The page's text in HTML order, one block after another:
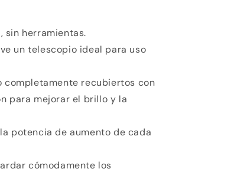
sin herramientas.
un telescopio ideal para uso
recubiertos con
para mejorar el brillo y la
potencia de aumento de cada
cómodamente los